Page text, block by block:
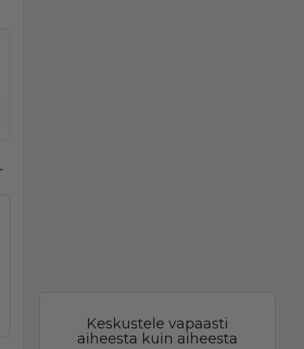
Keskustele vapaasti
aiheesta kuin aiheesta